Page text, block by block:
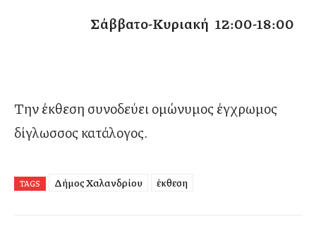
Σάββατο-Κυριακή 12:00-18:00
Την έκθεση συνοδεύει ομώνυμος έγχρωμος
δίγλωσσος κατάλογος.
TAGS Δήμος Χαλανδρίου έκθεση